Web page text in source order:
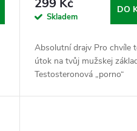
Skladem
DO
Absolutní drajv Pro chvíle
útok na tvůj mužskej
Testosteronová „porno“